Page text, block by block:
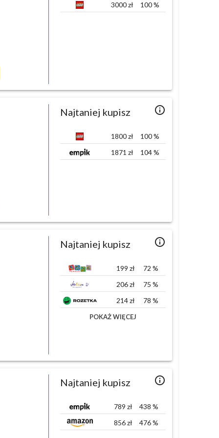
3000zł 100%
info_outlined
Najtaniej kupisz
1800zł 100%
1871 zł 104%
info_outlined
Najtaniej kupisz
199 zł 72 %
206zł 75 %
214zł 78 %
POKAŻ WIĘCEJ
info_outlined
Najtaniej kupisz
789 zł 438 %
856zł 476%